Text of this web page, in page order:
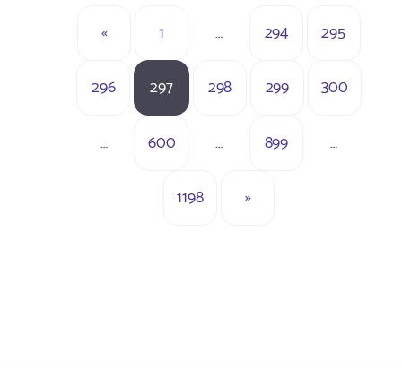
« 1 … 294 295
296 297 298 299 300
… 600 … 899 …
1198 »